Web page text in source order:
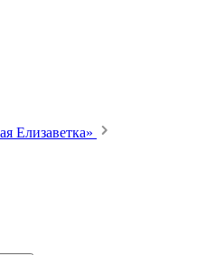
Елизаветка»